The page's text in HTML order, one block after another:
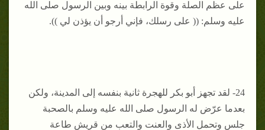
على عظم الصلة وقوة الرابطة بينه وبين الرسول صلى الله
عليه وسلم: (( على رسلك، فإني أرجو أن يؤذن لي )).
24- لقد تجهز أبو بكر للهجرة ثانية بنفسه إلى المدينة، ولكن
بعدما عرّض له الرسول صلى الله عليه وسلم بالصحبة
جلس وتحمل الأذى والعنت والتعب من قريش طاعة